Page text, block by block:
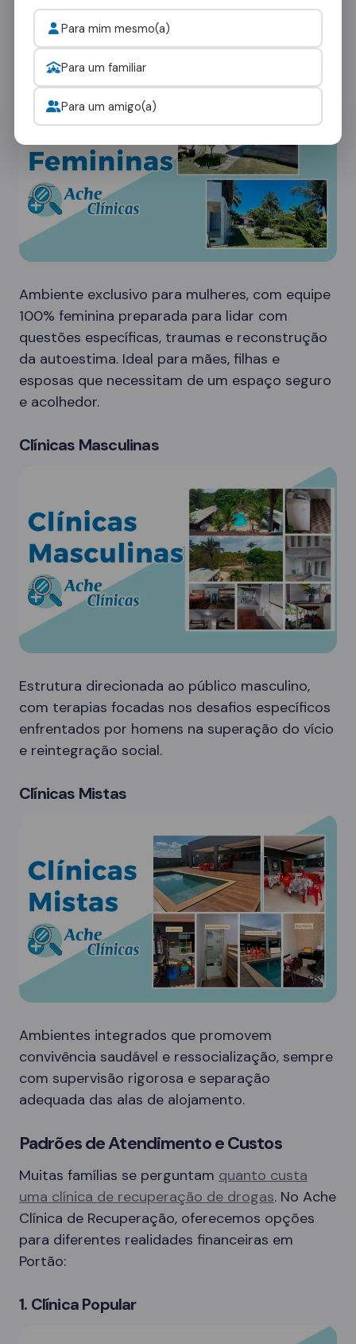
ambientes:
Clínicas Femininas
Ambiente exclusivo para mulheres, com equipe
100% feminina preparada para lidar com
questões específicas, traumas e reconstrução
da autoestima. Ideal para mães, filhas e
esposas que necessitam de um espaço seguro
e acolhedor.
Clínicas Masculinas
Estrutura direcionada ao público masculino,
com terapias focadas nos desafios específicos
enfrentados por homens na superação do vício
e reintegração social.
Clínicas Mistas
Ambientes integrados que promovem
convivência saudável e ressocialização, sempre
com supervisão rigorosa e separação
adequada das alas de alojamento.
Padrões de Atendimento e Custos
Muitas famílias se perguntam quanto custa
uma clínica de recuperação de drogas. No Ache
Clínica de Recuperação, oferecemos opções
para diferentes realidades financeiras em
Portão:
1. Clínica Popular
Para mim mesmo(a)
Para um familiar
Para um amigo(a)